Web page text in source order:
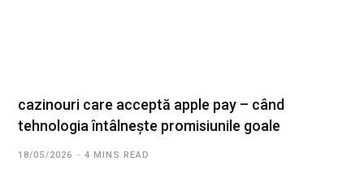
cazinouri care acceptă apple pay – când
tehnologia întâlnește promisiunile goale
18/05/2026 4 MINS READ